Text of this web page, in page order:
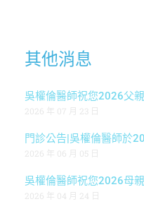
其他消息
吳權倫醫師祝您2026父
2026 年 07 月 23 日
門診公告|吳權倫醫師於
2026 年 06 月 05 日
吳權倫醫師祝您2026母
2026 年 04 月 24 日